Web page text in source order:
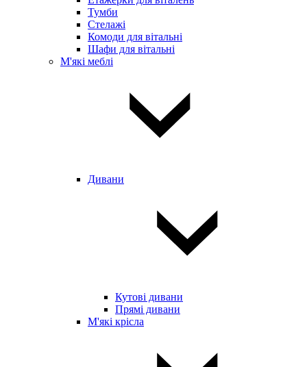
Тумби
Стелажі
Комоди для вітальні
Шафи для вітальні
М'які меблі
Дивани
Кутові дивани
Прямі дивани
М'які крісла